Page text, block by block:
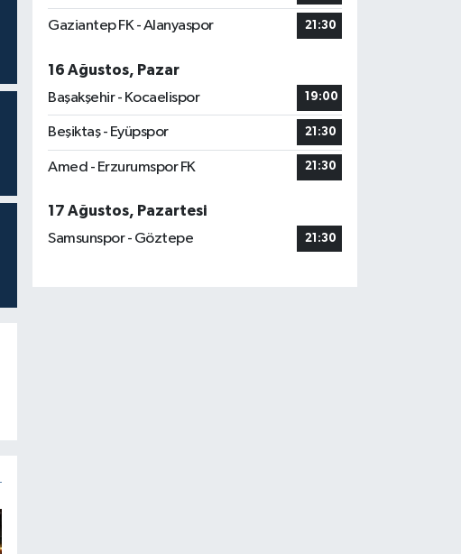
Gaziantep FK - Alanyaspor 21:30
16 Ağustos, Pazar
Başakşehir - Kocaelispor
19:00
Beşiktaş - Eyüpspor 21:30
Amed - Erzurumspor FK 21:30
17 Ağustos, Pazartesi
Samsunspor - Göztepe
21:30